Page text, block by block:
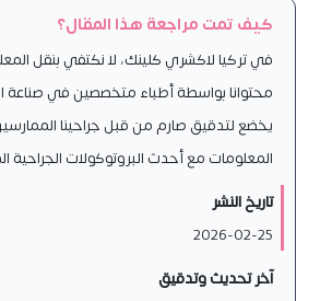
كيف تمت مراجعة هذا المقال؟
في تركيا لاكشري كلينك، لا نكتفي بنقل
محتوانا بواسطة أطباء متخصصين في صناعة
يخضع لتدقيق صارم من قبل جراحينا
المعلومات مع أحدث البروتوكولات الجراحية
تاريخ النشر
2026-02-25
آخر تحديث وتدقيق